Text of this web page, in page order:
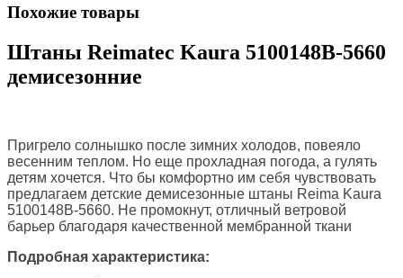
Похожие товары
Штаны Reimatec Kaura 5100148B-5660
демисезонние
Пригрело солнышко после зимних холодов, повеяло
весенним теплом. Но еще прохладная погода, а гулять
детям хочется. Что бы комфортно им себя чувствовать
предлагаем детские демисезонные штаны Reima Kaura
5100148B-5660. Не промокнут, отличный ветровой
барьер благодаря качественной мембранной ткани
Подробная характеристика: